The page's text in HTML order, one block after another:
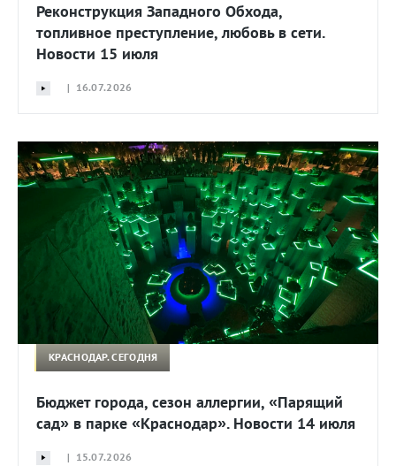
Реконструкция Западного Обхода,
топливное преступление, любовь в сети.
Новости 15 июля
| 16.07.2026
КРАСНОДАР. СЕГОДНЯ
Бюджет города, сезон аллергии, «Парящий
сад» в парке «Краснодар». Новости 14 июля
| 15.07.2026